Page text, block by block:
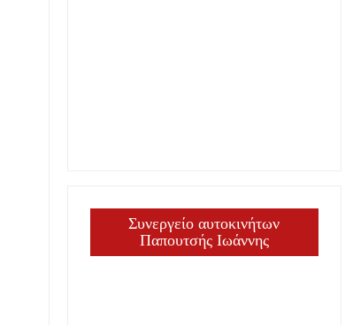
Συνεργείο αυτοκινήτων
Παπουτσής Ιωάννης